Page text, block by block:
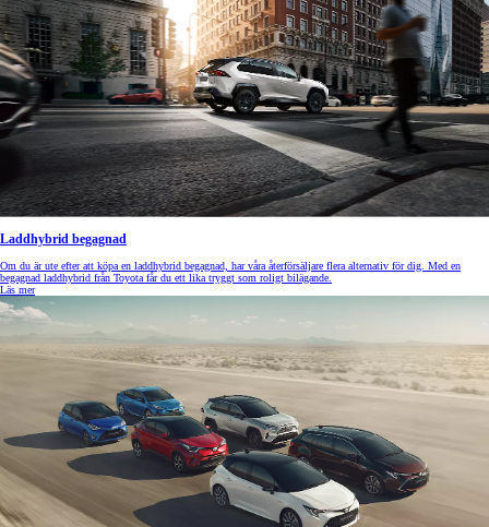
Laddhybrid begagnad
Om du är ute efter att köpa en laddhybrid begagnad, har våra återförsäljare flera alternativ för dig. Med en
begagnad laddhybrid från Toyota får du ett lika tryggt som roligt bilägande.
Läs mer